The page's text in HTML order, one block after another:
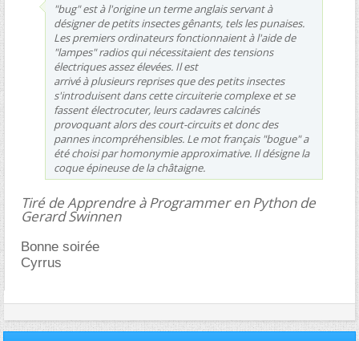
"bug" est à l'origine un terme anglais servant à
désigner de petits insectes gênants, tels les punaises.
Les premiers ordinateurs fonctionnaient à l'aide de
"lampes" radios qui nécessitaient des tensions
électriques assez élevées. Il est
arrivé à plusieurs reprises que des petits insectes
s'introduisent dans cette circuiterie complexe et se
fassent électrocuter, leurs cadavres calcinés
provoquant alors des court-circuits et donc des
pannes incompréhensibles. Le mot français "bogue" a
été choisi par homonymie approximative. Il désigne la
coque épineuse de la châtaigne.
Tiré de Apprendre à Programmer en Python de
Gerard Swinnen
Bonne soirée
Cyrrus